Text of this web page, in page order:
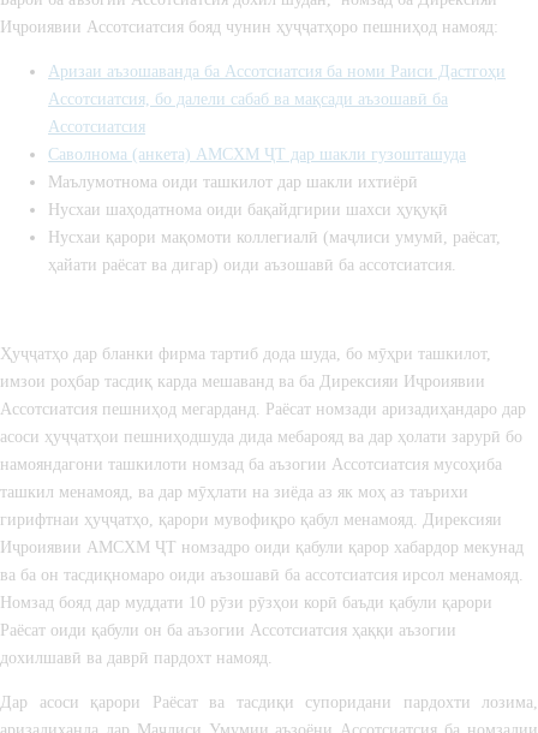
Иҷроиявии Ассотсиатсия бояд чунин ҳуҷҷатҳоро пешниҳод намояд:
Аризаи аъзошаванда ба Ассотсиатсия ба номи Раиси Дастгоҳи
Ассотсиатсия, бо далели сабаб ва мақсади аъзошавӣ ба
Ассотсиатсия
Саволнома (анкета) АМСХМ ҶТ дар шакли гузошташуда
Маълумотнома оиди ташкилот дар шакли ихтиёрӣ
Нусхаи шаҳодатнома оиди бақайдгирии шахси ҳуқуқӣ
Нусхаи қарори мақомоти коллегиалӣ (маҷлиси умумӣ, раёсат,
ҳайати раёсат ва дигар) оиди аъзошавӣ ба ассотсиатсия.
Ҳуҷҷатҳо дар бланки фирма тартиб дода шуда, бо мӯҳри ташкилот,
имзои роҳбар тасдиқ карда мешаванд ва ба Дирексияи Иҷроиявии
Ассотсиатсия пешниҳод мегарданд. Раёсат номзади аризадиҳандаро дар
асоси ҳуҷҷатҳои пешниҳодшуда дида мебарояд ва дар ҳолати зарурӣ бо
намояндагони ташкилоти номзад ба аъзогии Ассотсиатсия мусоҳиба
ташкил менамояд, ва дар мӯҳлати на зиёда аз як моҳ аз таърихи
гирифтнаи ҳуҷҷатҳо, қарори мувофиқро қабул менамояд. Дирексияи
Иҷроиявии АМСХМ ҶТ номзадро оиди қабули қарор хабардор мекунад
ва ба он тасдиқномаро оиди аъзошавӣ ба ассотсиатсия ирсол менамояд.
Номзад бояд дар муддати 10 рӯзи рӯзҳои корӣ баъди қабули қарори
Раёсат оиди қабули он ба аъзогии Ассотсиатсия ҳаққи аъзогии
дохилшавӣ ва даврӣ пардохт намояд.
Дар асоси қарори Раёсат ва тасдиқи супоридани пардохти лозима,